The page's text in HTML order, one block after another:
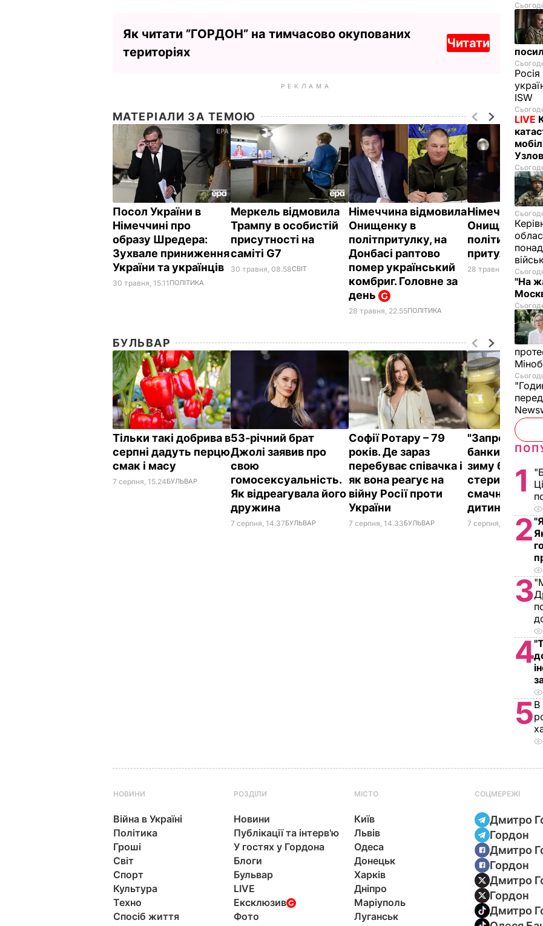
Як читати ”ГОРДОН” на тимчасово окупованих
територіях
Читати
РЕКЛАМА
МАТЕРІАЛИ ЗА ТЕМОЮ
Посол України в
Німеччині про
образу Шредера:
Зухвале приниження
України та українців
30 травня, 15.11 ПОЛІТИКА
Меркель відмовила
Трампу в особистій
присутності на
саміті G7
30 травня, 08.58СВІТ
Німеччина відмовила
Онищенку в
політпритулку, на
Донбасі раптово
помер український
комбриг. Головне за
день
28 травня, 22.55ПОЛІТИКА
Німеччина
Онищенку в
політичному
притулку
28 травня, 16.47
БУЛЬВАР
Тільки такі добрива в
серпні дадуть перцю
смак і масу
7 серпня, 15.24БУЛЬВАР
53-річний брат
Джолі заявив про
свою
гомосексуальність.
Як відреагувала його
дружина
7 серпня, 14.37БУЛЬВАР
Софії Ротару – 79
років. Де зараз
перебуває співачка і
як вона реагує на
війну Росії проти
України
7 серпня, 14.33БУЛЬВАР
"Запросили
банки".
зиму без
стерилізації –
смачно, як у
дитинстві
7 серпня, 13.49
ISW
LIVE
"На
1
2
3
4
5В
НОВИНИ
Війна в Україні
Політика
Гроші
Світ
Спорт
Культура
Техно
Спосіб життя
РОЗДІЛИ
Новини
Публікації та інтерв'ю
У гостях у Гордона
Блоги
Бульвар
LIVE
Ексклюзив
Фото
МІСТО
Київ
Львів
Одеса
Донецьк
Харків
Дніпро
Маріуполь
Луганськ
СОЦМЕРЕЖІ
Дмитро
Гордон
Дмитро
Гордон
Дмитро
Гордон
Дмитро